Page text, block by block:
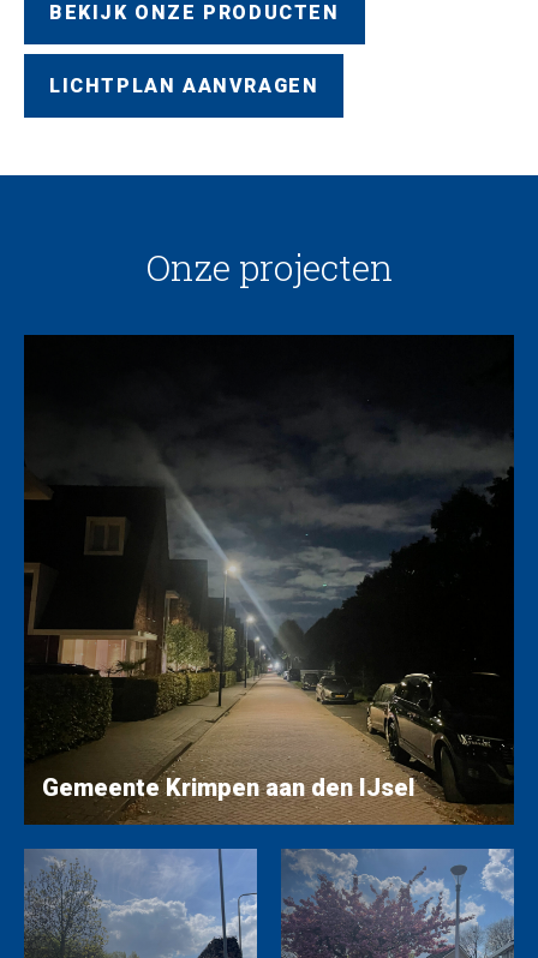
BEKIJK ONZE PRODUCTEN
LICHTPLAN AANVRAGEN
Onze projecten
Gemeente Krimpen aan den IJsel